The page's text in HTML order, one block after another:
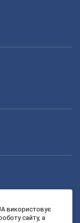
використовує
сайту, а